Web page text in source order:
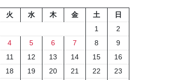
火 水 木 金 土
日
1
2
4 5 6 7 8
9
11 12 13 14 15
16
18 19 20 21 22
23